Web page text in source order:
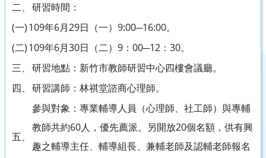
二、 研習時間：
(一)109年6月29日（一）9:00─16:00。
(二)109年6月30日（二）9：00─12：30。
三、 研習地點：新竹市教師研習中心四樓會議廳。
四、 研習講師：林祺堂諮商心理師。
五、
參與對象：專業輔導人員（心理師、社工師）與專輔
教師共約60人，優先薦派。另開放20個名額，供有興
趣之輔導主任、輔導組長、兼輔老師及認輔老師報名